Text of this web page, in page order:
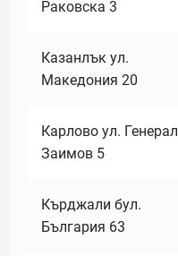
Раковска 3
Казанлък ул.
Македония 20
Карлово ул. Генерал
Заимов 5
Кърджали бул.
България 63